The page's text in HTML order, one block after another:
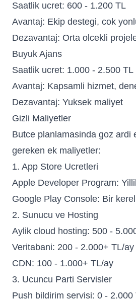
Saatlik ucret: 600 - 1.200 TL
Avantaj: Ekip destegi, cok
Dezavantaj: Orta olcekli
Buyuk Ajans
Saatlik ucret: 1.000 - 2.500 TL
Avantaj: Kapsamli hizmet,
Dezavantaj: Yuksek maliyet
Gizli Maliyetler
Butce planlamasinda goz ardi
gereken ek maliyetler:
1. App Store Ucretleri
Apple Developer Program:
Google Play Console: Bir
2. Sunucu ve Hosting
Aylik cloud hosting: 500 -
Veritabani: 200 - 2.000+ TL/ay
CDN: 100 - 1.000+ TL/ay
3. Ucuncu Parti Servisler
Push bildirim servisi: 0 - 2.000